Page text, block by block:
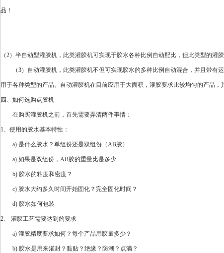
品！
（2）半自动型灌胶机，此类灌胶机可实现于胶水各种比例自动配比，但此类型的灌
（3） 自动灌胶机 ，此类灌胶机不但可实现胶水的多种比例自动混合，并且带有
用于各种类型的产品。自动灌胶机在目前应用于大面积，灌胶要求比较均匀的产品，
四、如何选购点胶机
在购买灌胶机之前，首先需要弄清两件事情：
1、使用的胶水基本特性：
a) 是什么胶水？单组份还是双组份（AB胶）
a) 如果是双组份， AB胶的重量比是多少
b) 胶水的粘度和密度？
c) 胶水大约多久 时间开始固化？完全固化时间？
d) 胶水如何包装
2、 灌胶工艺需要达到的要求
a) 灌胶精度要求如何？每个产品用胶量多少？
b) 胶水是用来灌封？黏贴？绝缘？防潮？点滴？